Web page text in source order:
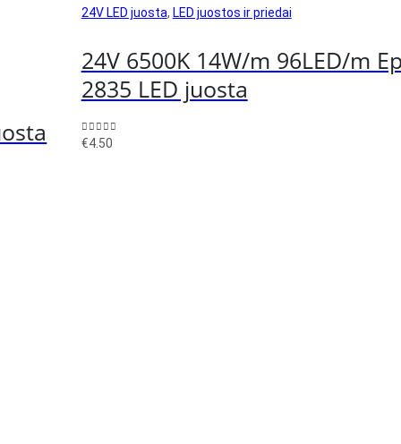
24V LED juosta, LED juostos ir priedai
24V 6500K 14W/m 96LED/m
2835 LED juosta
0out of 5
€4.50